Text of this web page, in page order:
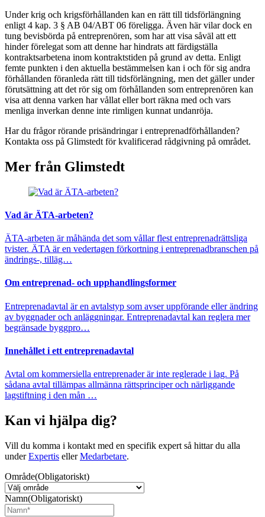
Under krig och krigsförhållanden kan en rätt till tidsförlängning
enligt 4 kap. 3 § AB 04/ABT 06 föreligga. Även här vilar dock en
tung bevisbörda på entreprenören, som har att visa såväl att ett
hinder förelegat som att denne har hindrats att färdigställa
kontraktsarbetena inom kontraktstiden på grund av detta. Enligt
femte punkten i den aktuella bestämmelsen kan i och för sig andra
förhållanden föranleda rätt till tidsförlängning, men det gäller under
förutsättning att det rör sig om förhållanden som entreprenören kan
visa att denna varken har vållat eller bort räkna med och vars
menliga inverkan denne inte rimligen kunnat undanröja.
Har du frågor rörande prisändringar i entreprenadförhållanden?
Kontakta oss på Glimstedt för kvalificerad rådgivning på området.
Mer från Glimstedt
Vad är ÄTA-arbeten?
ÄTA-arbeten är måhända det som vållar flest entreprenadrättsliga
tvister. ÄTA är en vedertagen förkortning i entreprenadbranschen på
ändrings-, tilläg…
Om entreprenad- och upphandlingsformer
Entreprenadavtal är en avtalstyp som avser uppförande eller ändring
av byggnader och anläggningar. Entreprenadavtal kan reglera mer
begränsade byggpro…
Innehållet i ett entreprenadavtal
Avtal om kommersiella entreprenader är inte reglerade i lag. På
sådana avtal tillämpas allmänna rättsprinciper och närliggande
lagstiftning i den mån …
Kan vi hjälpa dig?
Vill du komma i kontakt med en specifik expert så hittar du alla
underExpertis ellerMedarbetare.
Område(Obligatoriskt)
Namn(Obligatoriskt)